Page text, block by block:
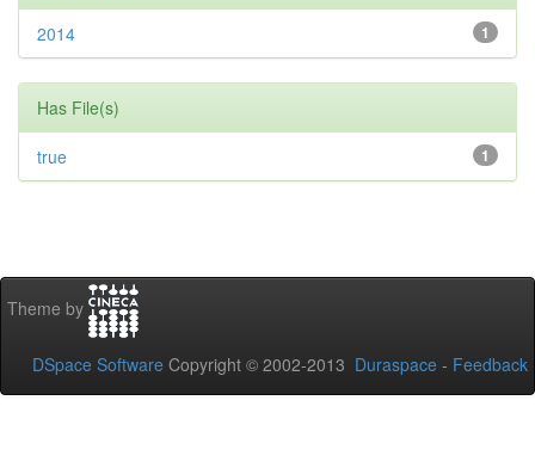
1
2014
Has File(s)
1
true
Theme by
DSpace Software Copyright © 2002-2013 Duraspace - Feedback